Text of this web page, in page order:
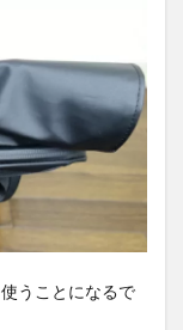
うことになるで